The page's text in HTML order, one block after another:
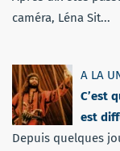
caméra, Léna Sit...
A LA
C’est
est
Depuis quelques